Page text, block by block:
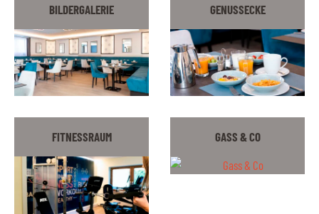
BILDERGALERIE GENUSSECKE
FITNESSRAUM GASS & CO